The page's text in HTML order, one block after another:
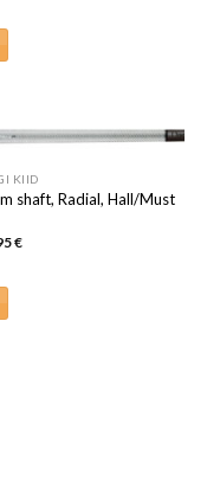
KIID
shaft, Radial, Hall/Must
€